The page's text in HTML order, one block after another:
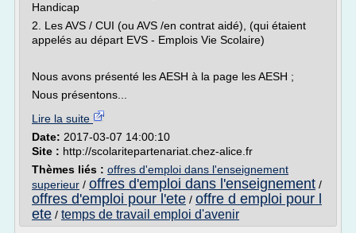
Handicap
2. Les AVS / CUI (ou AVS /en contrat aidé), (qui étaient
appelés au départ EVS - Emplois Vie Scolaire)
Nous avons présenté les AESH à la page les AESH ;
Nous présentons...
Lire la suite
Date: 2017-03-07 14:00:10
Site : http://scolaritepartenariat.chez-alice.fr
Thèmes liés : offres d'emploi dans l'enseignement
superieur / offres d'emploi dans l'enseignement /
offres d'emploi pour l'ete / offre d emploi pour l
ete / temps de travail emploi d'avenir